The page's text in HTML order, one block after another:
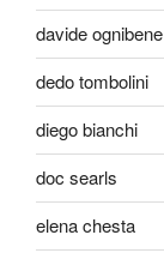
davide ognibene
dedo tombolini
diego bianchi
doc searls
elena chesta